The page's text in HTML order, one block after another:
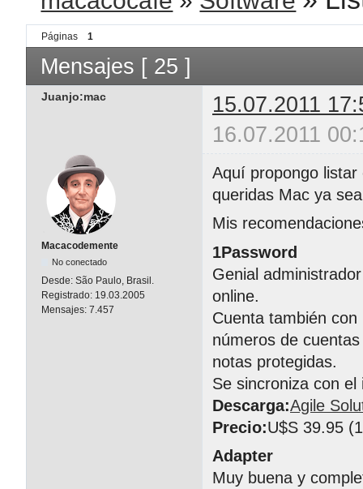
Páginas 1
Mensajes [ 25 ]
Juanjo:mac
15.07.2011
16.07.2011
Macacodemente
No conectado
Desde: São Paulo, Brasil.
Registrado: 19.03.2005
Mensajes: 7.457
Aquí propongo
queridas Mac ya
Mis
1Password
Genial
online.
Cuenta también
números de
notas protegidas.
Se sincroniza con
Descarga:Agile
Precio:U$S 39.95
Adapter
Muy buena y